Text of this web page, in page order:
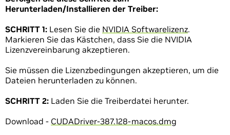
Herunterladen/Installieren der Treiber:
SCHRITT 1: Lesen Sie die NVIDIA Softwarelizenz.
Markieren Sie das Kästchen, dass Sie die NVIDIA
Lizenzvereinbarung akzeptieren.
Sie müssen die Lizenzbedingungen akzeptieren, um die
Dateien herunterladen zu können.
SCHRITT 2: Laden Sie die Treiberdatei herunter.
Download - CUDADriver-387.128-macos.dmg